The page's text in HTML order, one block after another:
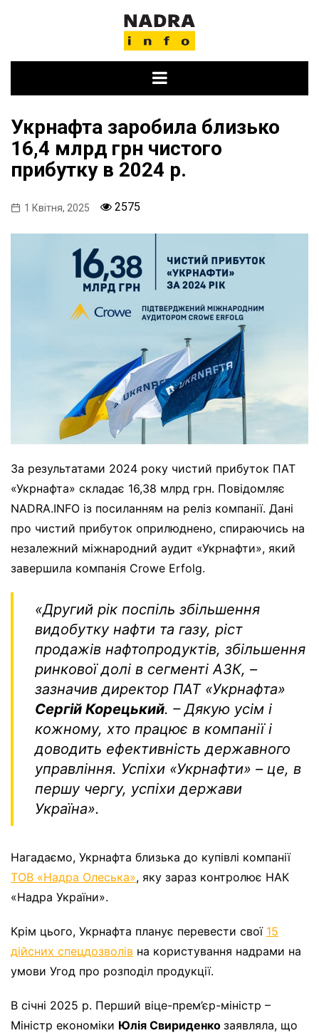
Укрнафта заробила близько
16,4 млрд грн чистого
прибутку в 2024 р.
1 Квітня, 2025 2575
За результатами 2024 року чистий прибуток ПАТ
«Укрнафта» складає 16,38 млрд грн. Повідомляє
NADRA.INFO із посиланням на реліз компанії. Дані
про чистий прибуток оприлюднено, спираючись на
незалежний міжнародний аудит «Укрнафти», який
завершила компанія Crowe Erfolg.
«Другий рік поспіль збільшення
видобутку нафти та газу, ріст
продажів нафтопродуктів, збільшення
ринкової долі в сегменті АЗК, –
зазначив директор ПАТ «Укрнафта»
Сергій Корецький. – Дякую усім і
кожному, хто працює в компанії і
доводить ефективність державного
управління. Успіхи «Укрнафти» – це, в
першу чергу, успіхи держави
Україна».
Нагадаємо, Укрнафта близька до купівлі компанії
ТОВ «Надра Олеська», яку зараз контролює НАК
«Надра України».
Крім цього, Укрнафта планує перевести свої 15
дійсних спецдозволів на користування надрами на
умови Угод про розподіл продукції.
В січні 2025 р. Перший віце-прем’єр-міністр –
Міністр економіки Юлія Свириденко заявляла, що